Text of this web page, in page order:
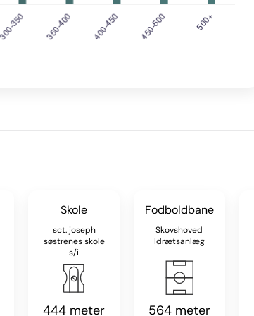
Skole
sct. joseph
søstrenes skole
s/i
444 meter
Fodboldbane
Skovshoved
Idrætsanlæg
564 meter